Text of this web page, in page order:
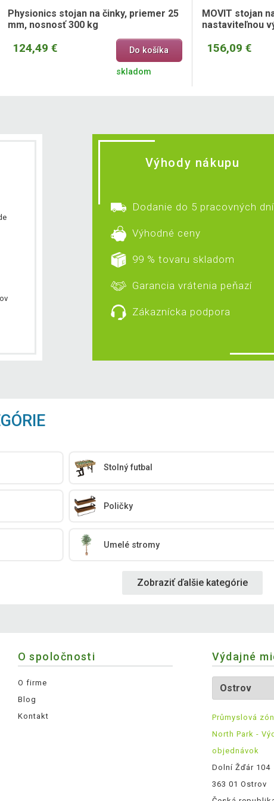
Physionics stojan na činky, priemer 25
mm, nosnosť 300 kg
124,49 € Do košíka
skladom
MOVIT stojan
nastaviteľnou
156,09 €
Výhody nákupu
Dodanie do 5 pracovných dní
Výhodné ceny
99 % tovaru skladom
Garancia vrátenia peňazí
Zákaznícka podpora
Stolný futbal
Poličky
Umelé stromy
Zobraziť ďalšie kategórie
O spoločnosti
O firme
Blog
Kontakt
Výdajné
Průmyslová
North Park -
objednávok
Dolní Žďár 104
363 01 Ostrov